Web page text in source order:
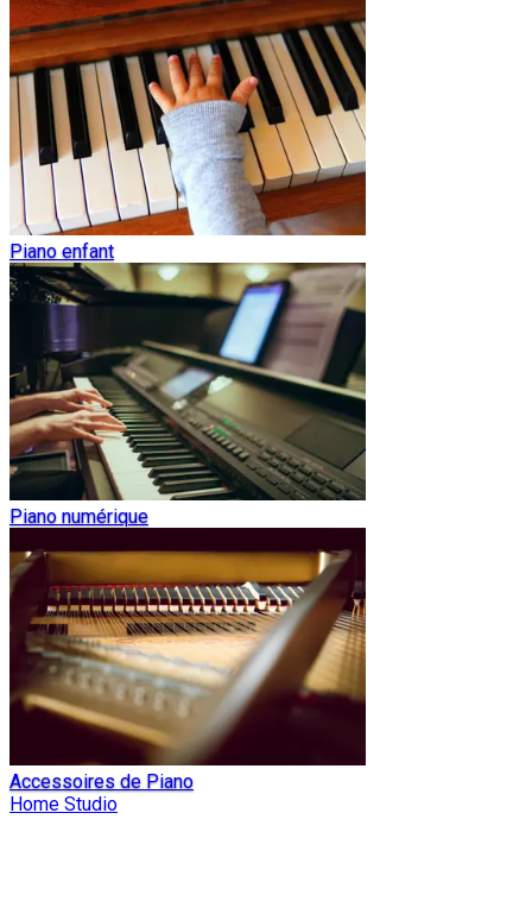
Piano enfant
Piano numérique
Accessoires de Piano
Home Studio